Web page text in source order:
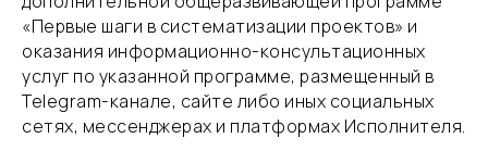
«Первые шаги в систематизации проектов» и
оказания информационно-консультационных
услуг по указанной программе, размещенный в
Telegram-канале, сайте либо иных социальных
сетях, мессенджерах и платформах Исполнителя.